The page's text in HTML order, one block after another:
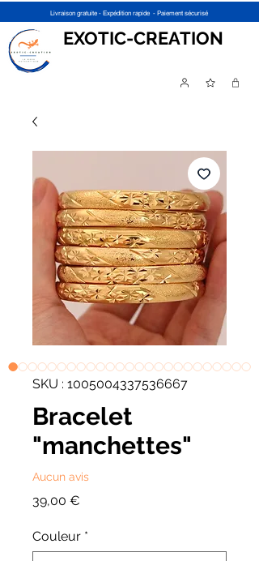
Livraison gratuite - Expédition rapide - Paiement sécurisé
EXOTIC-CREATION
SKU : 1005004337536667
Bracelet
"manchettes"
Aucun avis
39,00 €
Couleur *